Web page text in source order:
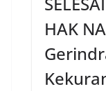
HAK